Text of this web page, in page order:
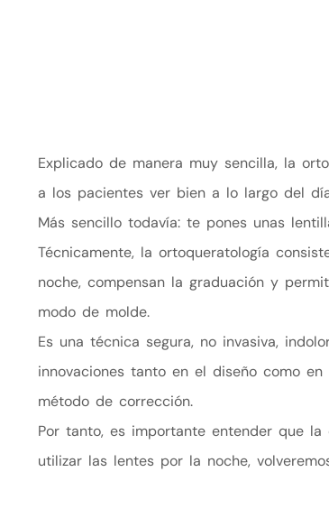
Explicado de manera muy sencilla, la
a los pacientes ver bien a lo largo del
Más sencillo todavía: te pones unas
Técnicamente, la ortoqueratología
noche, compensan la graduación y
modo de molde.
Es una técnica segura, no invasiva,
innovaciones tanto en el diseño como
método de corrección.
Por tanto, es importante entender que
utilizar las lentes por la noche,